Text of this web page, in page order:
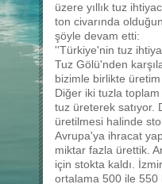
üzere yıllık tuz
ton civarında
şöyle devam etti:
''Türkiye'nin tuz
Tuz Gölü'nden
bizimle birlikte
Diğer iki tuzla
tuz üreterek satıyor.
üretilmesi halinde
Avrupa'ya ihracat
miktar fazla ürettik.
için stokta kaldı.
ortalama 500 ile